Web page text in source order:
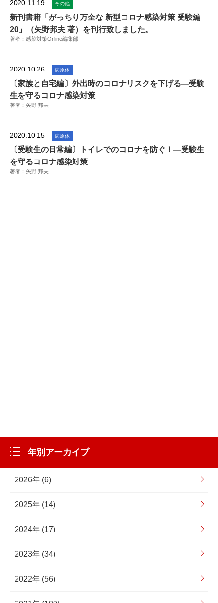
2020.11.19 その他
新刊書籍「がっちり万全な 新型コロナ感染対策 受験編
20」（矢野邦夫 著）を刊行致しました。
著者：感染対策Online編集部
2020.10.26 病原体
〔家族と自宅編〕外出時のコロナリスクを下げる―受験
生を守るコロナ感染対策
著者：矢野 邦夫
2020.10.15 病原体
〔受験生の日常編〕トイレでのコロナを防ぐ！―受験生
を守るコロナ感染対策
著者：矢野 邦夫
年別アーカイブ
2026年 (6)
2025年 (14)
2024年 (17)
2023年 (34)
2022年 (56)